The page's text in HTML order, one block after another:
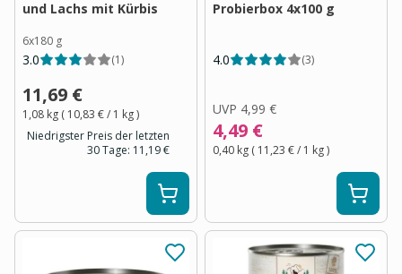
und Lachs mit Kürbis
6x180 g
3.0 (1)
11,69 €
1,08 kg ( 10,83 €/ 1 kg)
Niedrigster Preis der letzten
30 Tage: 11,19 €
Probierbox 4x100 g
4.0 (3)
UVP 4,99 €
4,49 €
0,40 kg ( 11,23 €/ 1 kg)